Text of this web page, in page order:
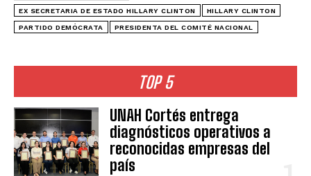
TOP 5
UNAH Cortés entrega
diagnósticos operativos a
reconocidas empresas del
país
EX SECRETARIA DE ESTADO HILLARY CLINTON HILLARY CLINTON
PARTIDO DEMÓCRATA PRESIDENTA DEL COMITÉ NACIONAL